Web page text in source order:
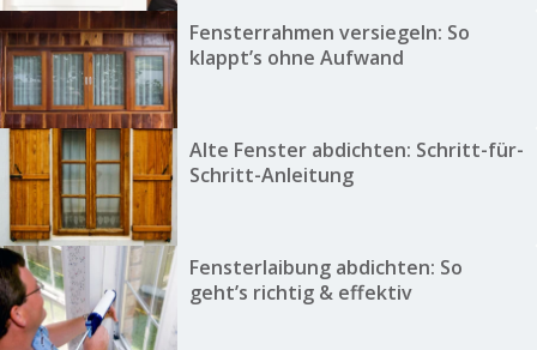
Fensterrahmen versiegeln: So
klappt’s ohne Aufwand
Alte Fenster abdichten: Schritt-für-
Schritt-Anleitung
Fensterlaibung abdichten: So
geht’s richtig & effektiv